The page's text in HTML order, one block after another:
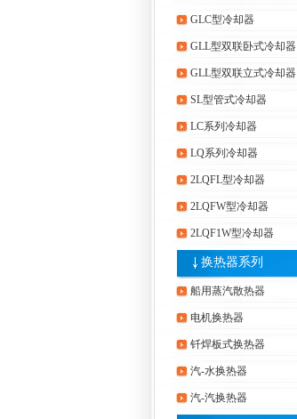
GLC型冷却器
GLL型双联卧式冷却器
GLL型双联立式冷却器
SL型管式冷却器
LC系列冷却器
LQ系列冷却器
2LQFL型冷却器
2LQFW型冷却器
2LQF1W型冷却器
换热器系列
船用蒸汽散热器
电机换热器
钎焊板式换热器
汽-水换热器
汽-汽换热器